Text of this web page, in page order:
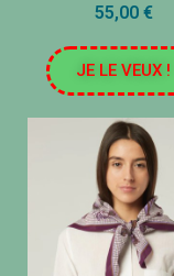
55,00 €
JE LE VEUX !